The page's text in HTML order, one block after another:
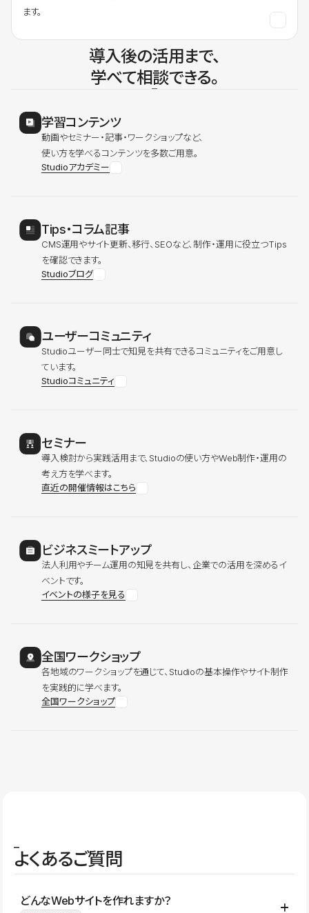
ます。
導入後の活用まで、
学べて相談できる。
学習コンテンツ
動画やセミナー・記事・ワークショップなど、
使い方を学べるコンテンツを多数ご用意。
Studioアカデミー
Tips・コラム記事
CMS運用やサイト更新、移行、SEOなど、制作・運用に役立つTips
を確認できます。
Studioブログ
ユーザーコミュニティ
Studioユーザー同士で知見を共有できるコミュニティをご用意し
ています。
Studioコミュニティ
セミナー
導入検討から実践活用まで、Studioの使い方やWeb制作・運用の
考え方を学べます。
直近の開催情報はこちら
ビジネスミートアップ
法人利用やチーム運用の知見を共有し、企業での活用を深めるイ
ベントです。
イベントの様子を見る
全国ワークショップ
各地域のワークショップを通じて、Studioの基本操作やサイト制作
を実践的に学べます。
全国ワークショップ
よくあるご質問
どんなWebサイトを作れますか？